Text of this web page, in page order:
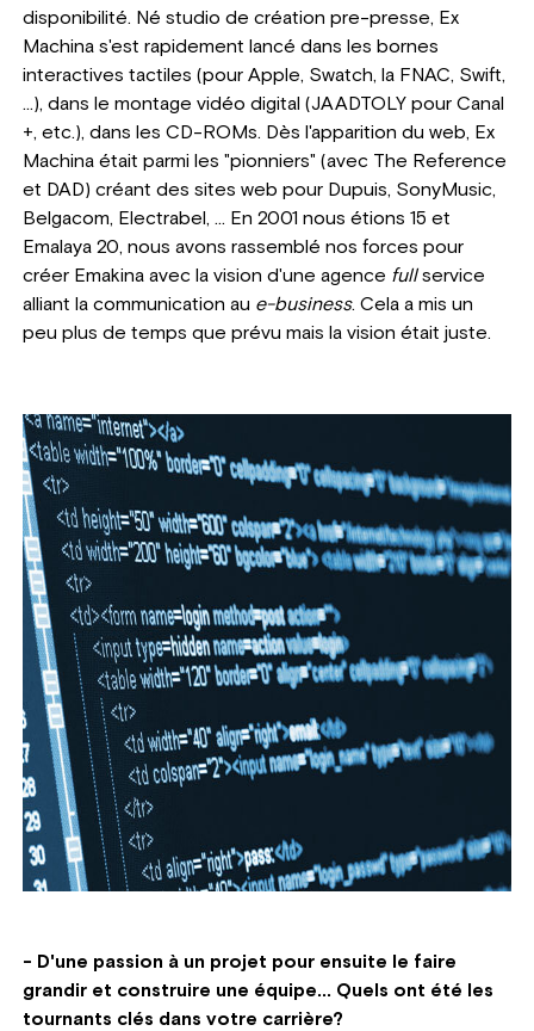
disponibilité. Né studio de création pre-presse, Ex
Machina s'est rapidement lancé dans les bornes
interactives tactiles (pour Apple, Swatch, la FNAC, Swift,
...), dans le montage vidéo digital (JAADTOLY pour Canal
+, etc.), dans les CD-ROMs. Dès l'apparition du web, Ex
Machina était parmi les "pionniers" (avec The Reference
et DAD) créant des sites web pour Dupuis, SonyMusic,
Belgacom, Electrabel, ... En 2001 nous étions 15 et
Emalaya 20, nous avons rassemblé nos forces pour
créer Emakina avec la vision d'une agence fullservice
alliant la communication au e-business. Cela a mis un
peu plus de temps que prévu mais la vision était juste.
- D'une passion à un projet pour ensuite le faire
grandir et construire une équipe... Quels ont été les
tournants clés dans votre carrière?